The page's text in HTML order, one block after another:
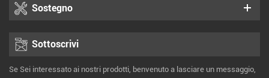
Sostegno
Sottoscrivi
Se Sei interessato ai nostri prodotti, benvenuto a lasciare un messaggio,